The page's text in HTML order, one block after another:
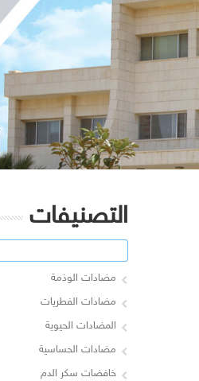
التصنيفات
مضادات الوذمة
مضادات الفطريات
المضادات الحيوية
مضادات الحساسية
خافضات سكر الدم